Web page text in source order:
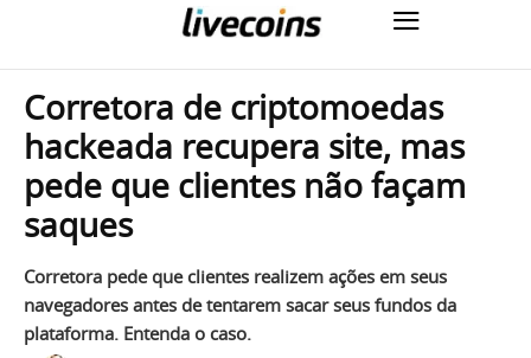
Corretora de criptomoedas
hackeada recupera site, mas
pede que clientes não façam
saques
Corretora pede que clientes realizem ações em seus
navegadores antes de tentarem sacar seus fundos da
plataforma. Entenda o caso.